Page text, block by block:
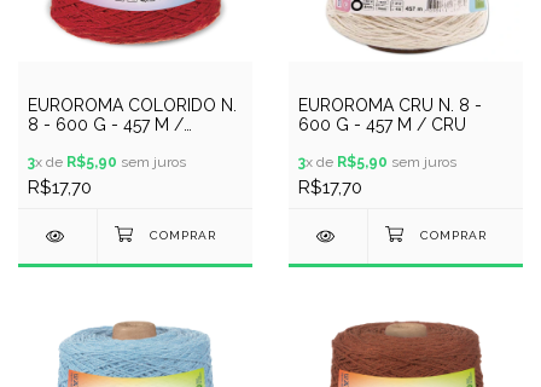
EUROROMA COLORIDO N.
8 - 600 G - 457 M /
3x de R$5,90 sem juros
R$17,70
EUROROMA CRU N. 8 -
600 G - 457 M / CRU
3x de R$5,90 sem juros
R$17,70